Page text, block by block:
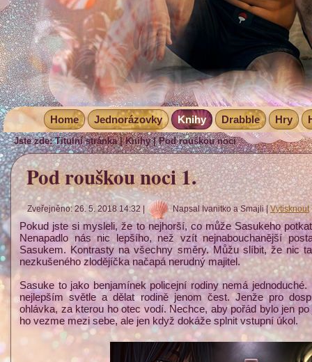
Home Jednorázovky Knihy Drabble Hry
Jste zde:Titulní stránka|Knihy|Pod rouškou noci
Pod rouškou noci 1.
Zveřejněno: 26. 5. 2018 14:32 | Napsal Ivanitko a Smajli| Vytisknout
Pokud jste si mysleli, že to nejhorší, co může Sasukeho
Nenapadlo nás nic lepšího, než vzít nejnabouchanější
Sasukem. Kontrasty na všechny směry. Můžu slíbit, že nic
nezkušeného zlodějíčka načapá nerudný majitel.
Sasuke to jako benjamínek policejní rodiny nemá
nejlepším světle a dělat rodině jenom čest. Jenže pro
ohlávka, za kterou ho otec vodí. Nechce, aby pořád bylo jen
ho vezme mezi sebe, ale jen když dokáže splnit vstupní úkol.